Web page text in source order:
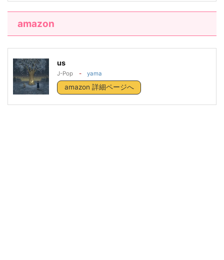
amazon
us
J-Pop - yama
amazon 詳細ページへ